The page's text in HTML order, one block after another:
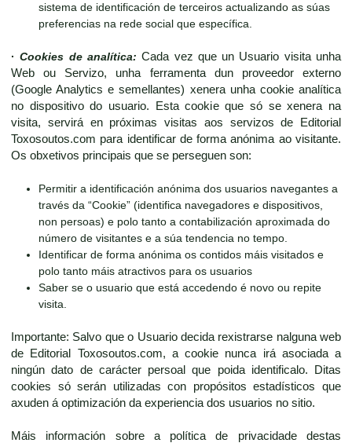
sistema de identificación de terceiros actualizando as súas
preferencias na rede social que específica.
·Cookies de analítica: Cada vez que un Usuario visita unha
Web ou Servizo, unha ferramenta dun proveedor externo
(Google Analytics e semellantes) xenera unha cookie analítica
no dispositivo do usuario. Esta cookie que só se xenera na
visita, servirá en próximas visitas aos servizos de Editorial
Toxosoutos.com para identificar de forma anónima ao visitante.
Os obxetivos principais que se perseguen son:
Permitir a identificación anónima dos usuarios navegantes a
través da “Cookie” (identifica navegadores e dispositivos,
non persoas) e polo tanto a contabilización aproximada do
número de visitantes e a súa tendencia no tempo.
Identificar de forma anónima os contidos máis visitados e
polo tanto máis atractivos para os usuarios
Saber se o usuario que está accedendo é novo ou repite
visita.
Importante: Salvo que o Usuario decida rexistrarse nalguna web
de Editorial Toxosoutos.com, a cookie nunca irá asociada a
ningún dato de carácter persoal que poida identificalo. Ditas
cookies só serán utilizadas con propósitos estadísticos que
axuden á optimización da experiencia dos usuarios no sitio.
Máis información sobre a política de privacidade destas